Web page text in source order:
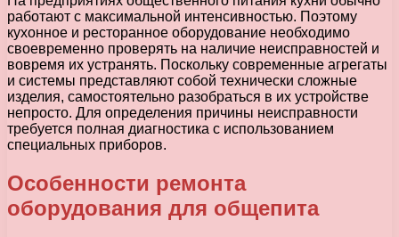
работают с максимальной интенсивностью. Поэтому
кухонное и ресторанное оборудование необходимо
своевременно проверять на наличие неисправностей и
вовремя их устранять. Поскольку современные агрегаты
и системы представляют собой технически сложные
изделия, самостоятельно разобраться в их устройстве
непросто. Для определения причины неисправности
требуется полная диагностика с использованием
специальных приборов.
Особенности ремонта
оборудования для общепита